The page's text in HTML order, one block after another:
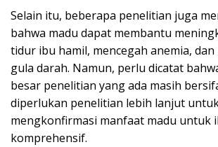
Selain itu, beberapa penelitian juga
bahwa madu dapat membantu
tidur ibu hamil, mencegah anemia,
gula darah. Namun, perlu dicatat
besar penelitian yang ada masih
diperlukan penelitian lebih lanjut
mengkonfirmasi manfaat madu untuk
komprehensif.